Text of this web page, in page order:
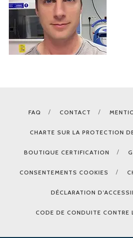
FAQ CONTACT
CHARTE SUR LA PROTECTION
BOUTIQUE CERTIFICATION
CONSENTEMENTS COOKIES
DÉCLARATION
CODE DE CONDUITE CONTRE